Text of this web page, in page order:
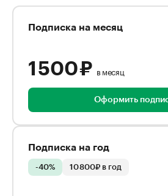
Подписка на месяц
1 500 ₽ в месяц
Оформить
Подписка на год
-40% 10 800₽ в год